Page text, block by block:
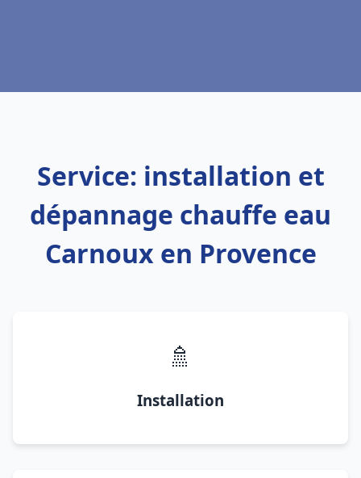
Service: installation et
dépannage chauffe eau
Carnoux en Provence
🚿
Installation